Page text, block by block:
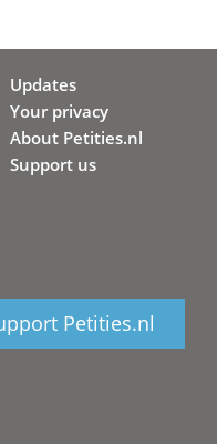
Updates
Your privacy
About Petities.nl
Support us
Petities.nl